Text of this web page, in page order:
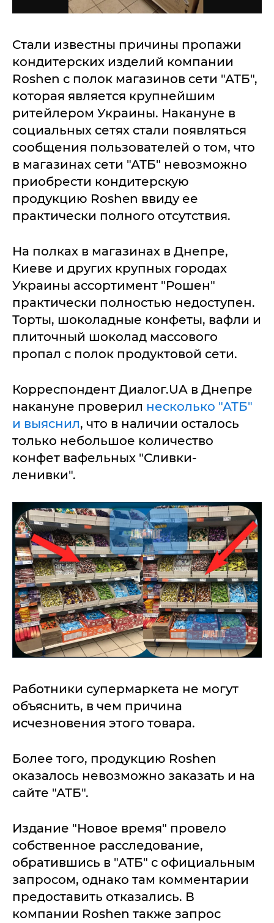
Стали известны причины пропажи
кондитерских изделий компании
Roshen с полок магазинов сети "АТБ",
которая является крупнейшим
ритейлером Украины. Накануне в
социальных сетях стали появляться
сообщения пользователей о том, что
в магазинах сети "АТБ" невозможно
приобрести кондитерскую
продукцию Roshen ввиду ее
практически полного отсутствия.
На полках в магазинах в Днепре,
Киеве и других крупных городах
Украины ассортимент "Рошен"
практически полностью недоступен.
Торты, шоколадные конфеты, вафли и
плиточный шоколад массового
пропал с полок продуктовой сети.
Корреспондент Диалог.UA в Днепре
накануне проверил несколько "АТБ"
и выяснил, что в наличии осталось
только небольшое количество
конфет вафельных "Сливки-
ленивки".
Работники супермаркета не могут
объяснить, в чем причина
исчезновения этого товара.
Более того, продукцию Roshen
оказалось невозможно заказать и на
сайте "АТБ".
Издание "Новое время" провело
собственное расследование,
обратившись в "АТБ" с официальным
запросом, однако там комментарии
предоставить отказались. В
компании Roshen также запрос